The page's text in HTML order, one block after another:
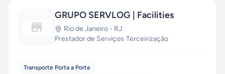
GRUPO SERVLOG | Facilities
Rio de Janeiro - RJ
Prestador de Serviços·Terceirização
Transporte Porta a Porta